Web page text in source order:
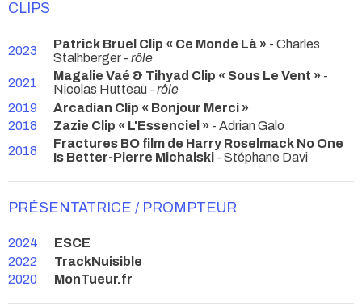
CLIPS
2023 Patrick Bruel Clip « Ce Monde Là » - Charles
Stalhberger - rôle
2021
Magalie Vaé & Tihyad Clip « Sous Le Vent » -
Nicolas Hutteau - rôle
2019
Arcadian Clip « Bonjour Merci »
2018
Zazie Clip « L'Essenciel » - Adrian Galo
2018
Fractures BO film de Harry Roselmack No One
Is Better-Pierre Michalski - Stéphane Davi
PRÉSENTATRICE / PROMPTEUR
2024
ESCE
2022
TrackNuisible
2020
MonTueur.fr